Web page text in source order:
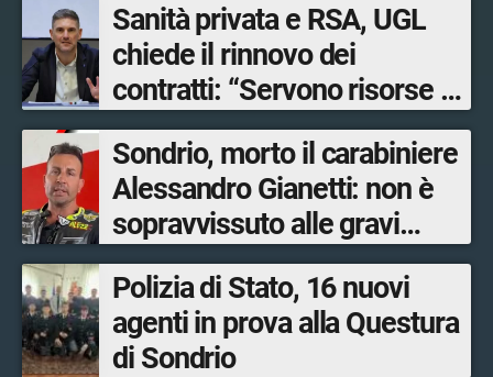
Sanità privata e RSA, UGL
chiede il rinnovo dei
contratti: “Servono risorse e
salari adeguati”
Sondrio, morto il carabiniere
Alessandro Gianetti: non è
sopravvissuto alle gravi
ustioni
Polizia di Stato, 16 nuovi
agenti in prova alla Questura
di Sondrio